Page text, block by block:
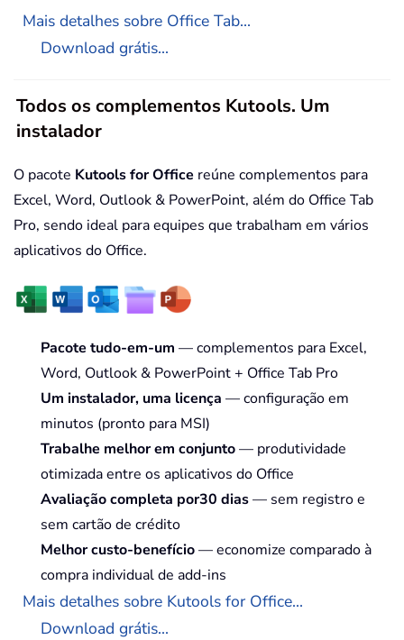
Mais detalhes sobre Office Tab...
Download grátis...
Todos os complementos Kutools. Um
instalador
O pacote Kutools for Office reúne complementos para
Excel, Word, Outlook & PowerPoint, além do Office Tab
Pro, sendo ideal para equipes que trabalham em vários
aplicativos do Office.
Pacote tudo-em-um — complementos para Excel,
Word, Outlook & PowerPoint + Office Tab Pro
Um instalador, uma licença — configuração em
minutos (pronto para MSI)
Trabalhe melhor em conjunto— produtividade
otimizada entre os aplicativos do Office
Avaliação completa por30 dias— sem registro e
sem cartão de crédito
Melhor custo-benefício— economize comparado à
compra individual de add-ins
Mais detalhes sobre Kutools for Office...
Download grátis...